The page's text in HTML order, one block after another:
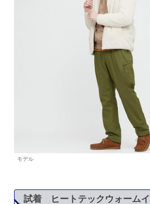
モデル
試着 ヒートテックウォーム